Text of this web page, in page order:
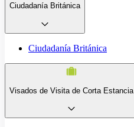
Ciudadanía Británica
Ciudadanía Británica
Visados de Visita de Corta Estancia